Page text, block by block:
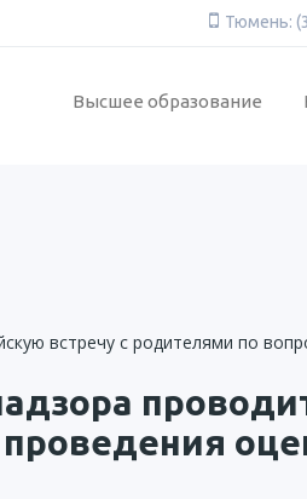
Тюмень:
Высшее образование